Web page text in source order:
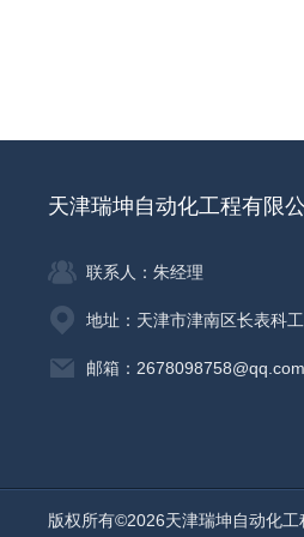
天津瑞坤自动化工程有限公
联系人：朱经理
地址：天津市津南区长表科
邮箱：2678098758@qq.com
版权所有©2026天津瑞坤自动化